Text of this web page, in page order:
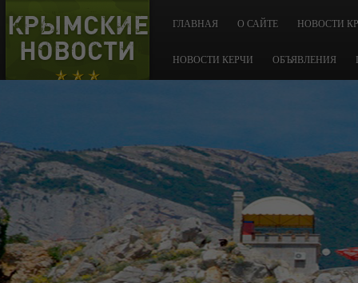
КРЫМСКИЕ
НОВОСТИ
ГЛАВНАЯ О САЙТЕ НОВОСТИ
НОВОСТИ КЕРЧИ ОБЪЯВЛЕНИЯ